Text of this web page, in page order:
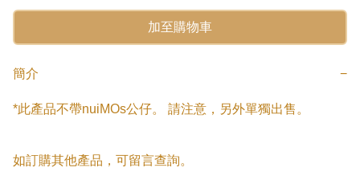
加至購物車
簡介 −
*此產品不帶nuiMOs公仔。 請注意，另外單獨出售。
如訂購其他產品，可留言查詢。